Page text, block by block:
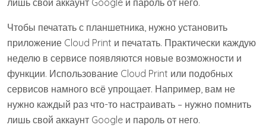
Чтобы печатать с планшетника, нужно установить
приложение Cloud Print и печатать. Практически каждую
неделю в сервисе появляются новые возможности и
функции. Использование Cloud Print или подобных
сервисов намного всё упрощает. Например, вам не
нужно каждый раз что-то настраивать – нужно помнить
лишь свой аккаунт Google и пароль от него.